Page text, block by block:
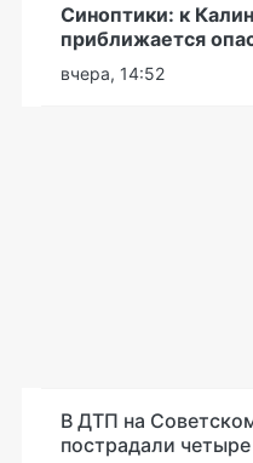
Синоптики: к
приближается
вчера, 14:52
В ДТП на
пострадали